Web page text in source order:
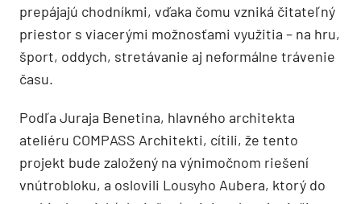
prepájajú chodníkmi, vďaka čomu vzniká čitateľný
priestor s viacerými možnosťami využitia – na hru,
šport, oddych, stretávanie aj neformálne trávenie
času.
Podľa Juraja Benetina, hlavného architekta
ateliéru COMPASS Architekti, cítili, že tento
projekt bude založený na výnimočnom riešení
vnútrobloku, a oslovili Lousyho Aubera, ktorý do